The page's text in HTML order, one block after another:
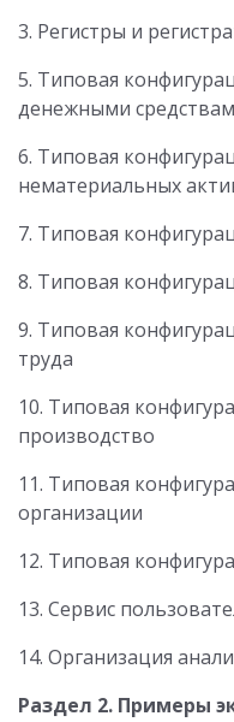
3. Регистры и
5. Типовая
денежными
6. Типовая
нематериальных
7. Типовая
8. Типовая
9. Типовая
труда
10. Типовая
производство
11. Типовая
организации
12. Типовая
13. Сервис
14. Организация
Раздел 2. Примеры